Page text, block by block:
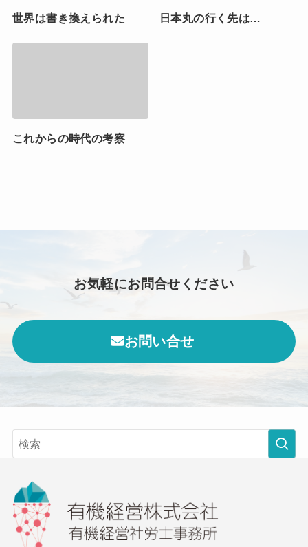
世界は書き換えられた 日本丸の行く先は…
これからの時代の考察
お気軽にお問合せください
お問い合せ